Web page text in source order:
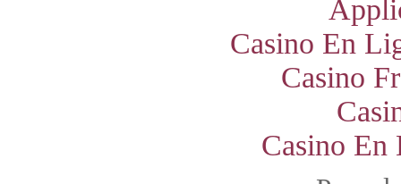
Casino En
Casino
Casino En